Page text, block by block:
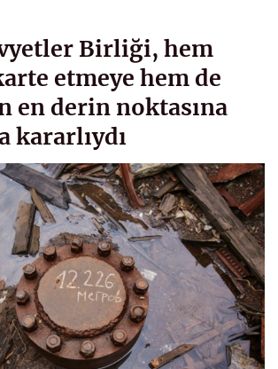
Birliği, hem
etmeye hem de
en derin noktasına
kararlıydı